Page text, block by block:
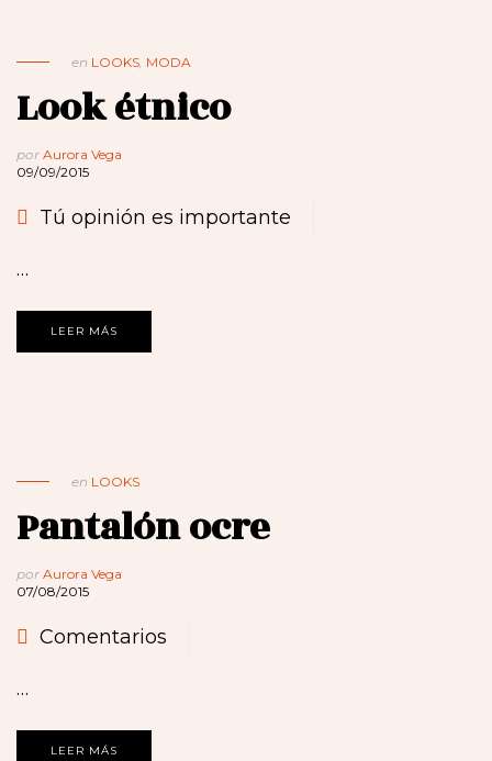
en LOOKS, MODA
Look étnico
por Aurora Vega
09/09/2015
Tú opinión es importante
…
LEER MÁS
en LOOKS
Pantalón ocre
por Aurora Vega
07/08/2015
Comentarios
…
LEER MÁS